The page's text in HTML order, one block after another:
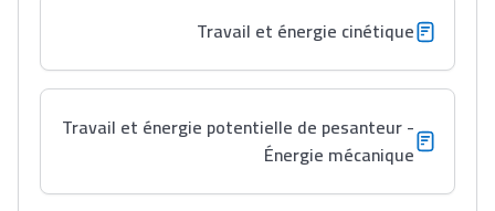
Travail et énergie cinétique
Travail et énergie potentielle de pesanteur -
Énergie mécanique